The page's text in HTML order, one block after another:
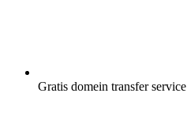
Gratis domein transfer service